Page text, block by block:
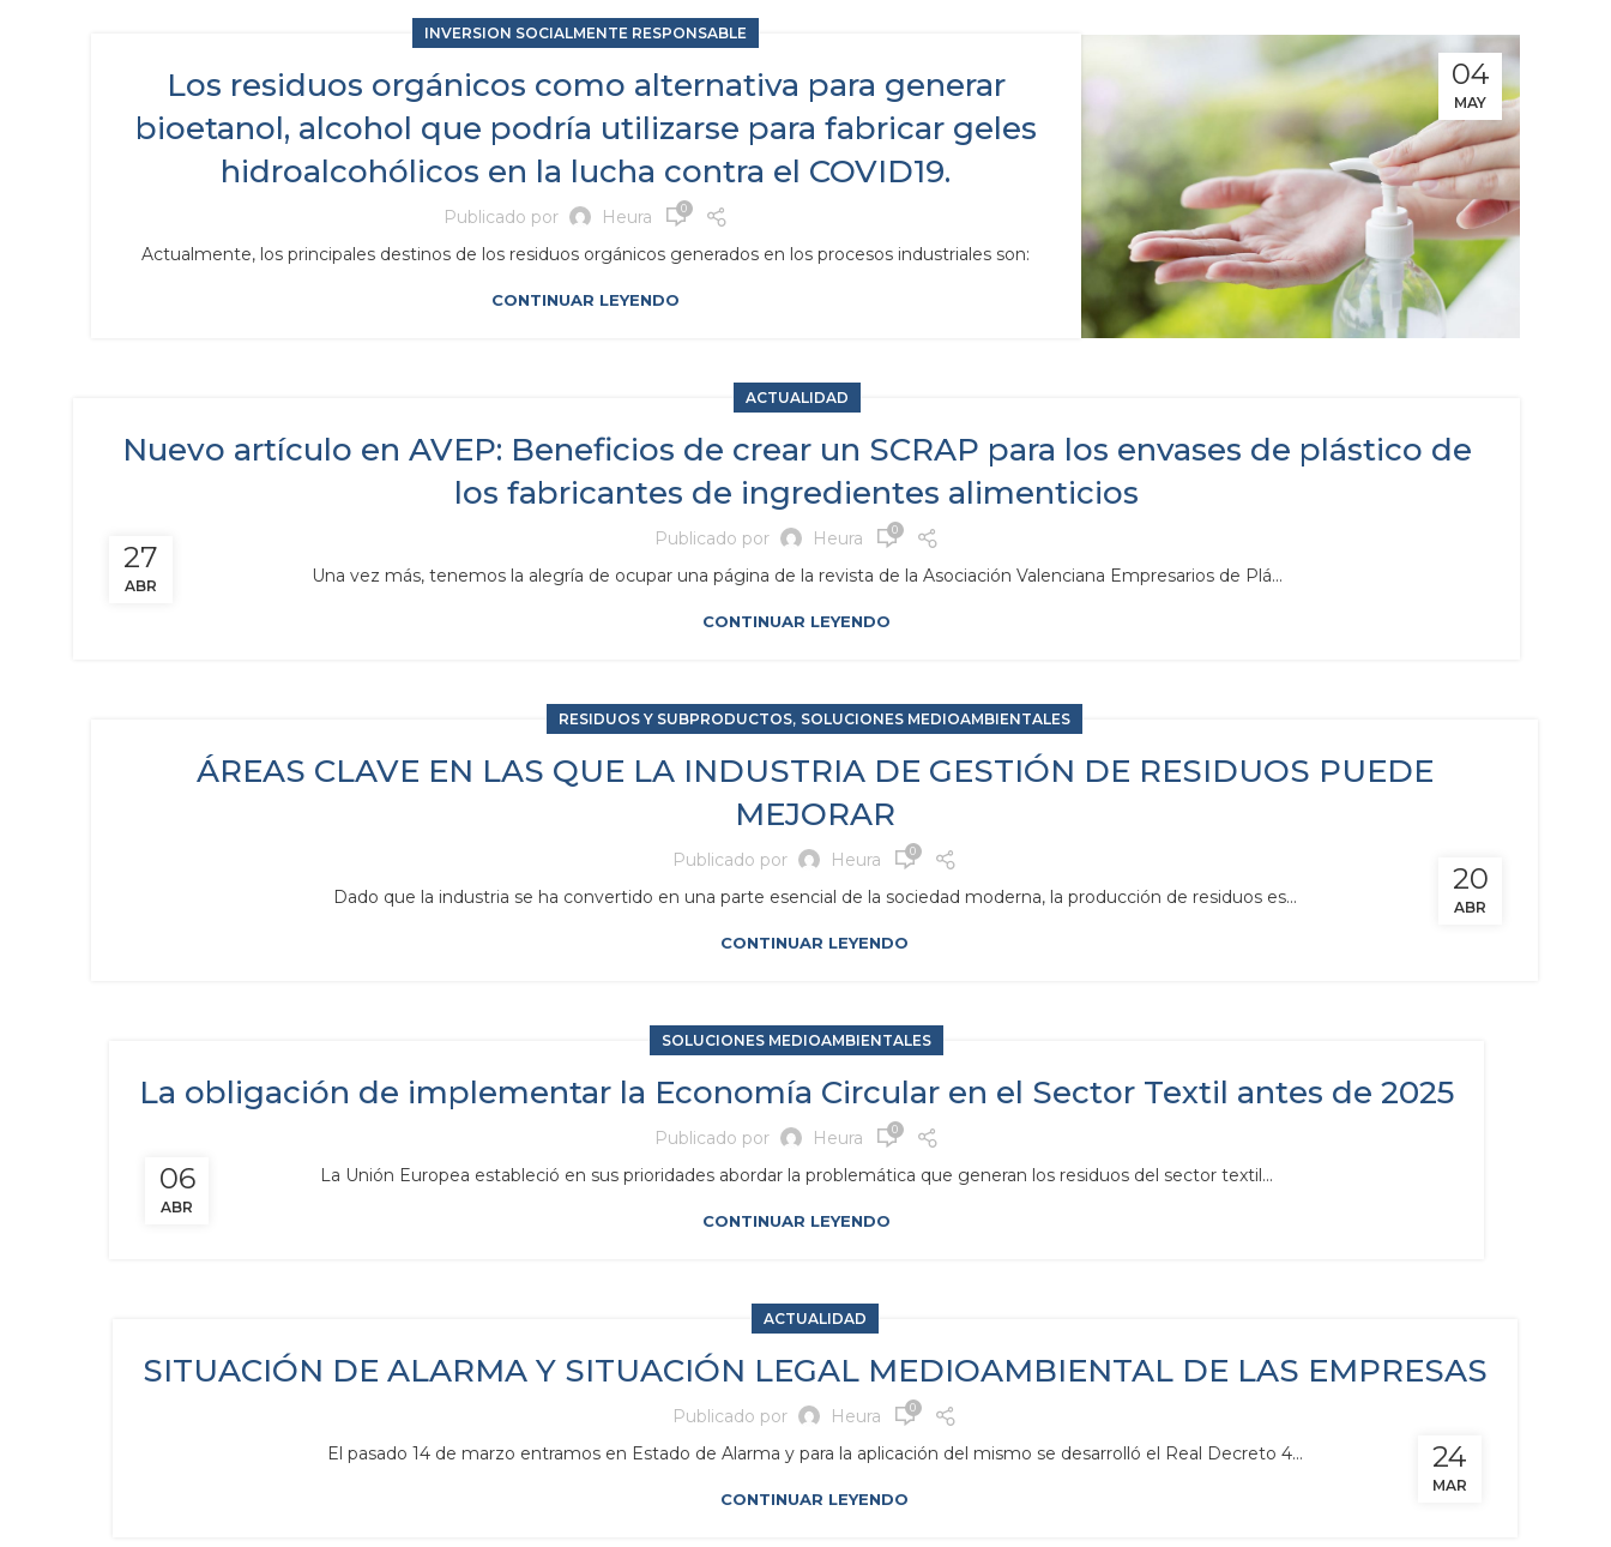
04
MAY
INVERSION SOCIALMENTE RESPONSABLE
Los residuos orgánicos como alternativa para generar
bioetanol, alcohol que podría utilizarse para fabricar geles
hidroalcohólicos en la lucha contra el COVID19.
Publicado por Heura 0
Actualmente, los principales destinos de los residuos orgánicos generados en los procesos industriales son:
CONTINUAR LEYENDO
27
ABR
ACTUALIDAD
Nuevo artículo en AVEP: Beneficios de crear un SCRAP para los envases de plástico de
los fabricantes de ingredientes alimenticios
Publicado por Heura 0
Una vez más, tenemos la alegría de ocupar una página de la revista de la Asociación Valenciana Empresarios de Plá...
CONTINUAR LEYENDO
20
ABR
RESIDUOS Y SUBPRODUCTOS, SOLUCIONES MEDIOAMBIENTALES
ÁREAS CLAVE EN LAS QUE LA INDUSTRIA DE GESTIÓN DE RESIDUOS PUEDE
MEJORAR
Publicado por Heura 0
Dado que la industria se ha convertido en una parte esencial de la sociedad moderna, la producción de residuos es...
CONTINUAR LEYENDO
06
ABR
SOLUCIONES MEDIOAMBIENTALES
La obligación de implementar la Economía Circular en el Sector Textil antes de 2025
Publicado por Heura 0
La Unión Europea estableció en sus prioridades abordar la problemática que generan los residuos del sector textil...
CONTINUAR LEYENDO
24
MAR
ACTUALIDAD
SITUACIÓN DE ALARMA Y SITUACIÓN LEGAL MEDIOAMBIENTAL DE LAS EMPRESAS
Publicado por Heura 0
El pasado 14 de marzo entramos en Estado de Alarma y para la aplicación del mismo se desarrolló el Real Decreto 4...
CONTINUAR LEYENDO